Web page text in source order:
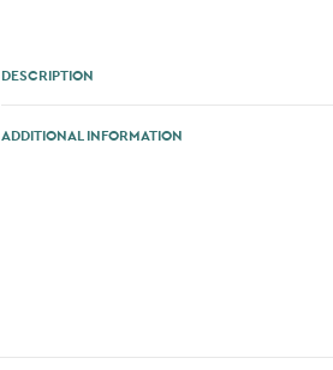
DESCRIPTION
ADDITIONAL INFORMATION